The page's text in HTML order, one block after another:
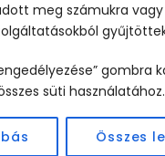
meg számukra vagy
gombra
süti használatához.
Összes